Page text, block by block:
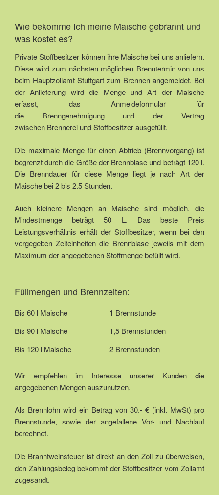
Wie bekomme Ich meine Maische gebrannt und
was kostet es?
Private Stoffbesitzer können ihre Maische bei uns anliefern.
Diese wird zum nächsten möglichen Brenntermin von uns
beim Hauptzollamt Stuttgart zum Brennen angemeldet. Bei
der Anlieferung wird die Menge und Art der Maische
erfasst, das Anmeldeformular für
die Brenngenehmigung und der Vertrag
zwischen Brennerei und Stoffbesitzer ausgefüllt.
Die maximale Menge für einen Abtrieb (Brennvorgang) ist
begrenzt durch die Größe der Brennblase und beträgt 120 l.
Die Brenndauer für diese Menge liegt je nach Art der
Maische bei 2 bis 2,5 Stunden.
Auch kleinere Mengen an Maische sind möglich, die
Mindestmenge beträgt 50 L. Das beste Preis
Leistungsverhältnis erhält der Stoffbesitzer, wenn bei den
vorgegeben Zeiteinheiten die Brennblase jeweils mit dem
Maximum der angegebenen Stoffmenge befüllt wird.
Füllmengen und Brennzeiten:
Bis 60 l Maische
1 Brennstunde
Bis 90 l Maische
1,5 Brennstunden
Bis 120 l Maische
2 Brennstunden
Wir empfehlen im Interesse unserer Kunden die
angegebenen Mengen auszunutzen.
Als Brennlohn wird ein Betrag von 30.- € (inkl. MwSt) pro
Brennstunde, sowie der angefallene Vor- und Nachlauf
berechnet.
Die Branntweinsteuer ist direkt an den Zoll zu überweisen,
den Zahlungsbeleg bekommt der Stoffbesitzer vom Zollamt
zugesandt.